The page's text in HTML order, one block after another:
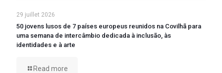
29 juillet 2026
50 jovens lusos de 7 países europeus reunidos na Covilhã para
uma semana de intercâmbio dedicada à inclusão, às
identidades e à arte
Read more